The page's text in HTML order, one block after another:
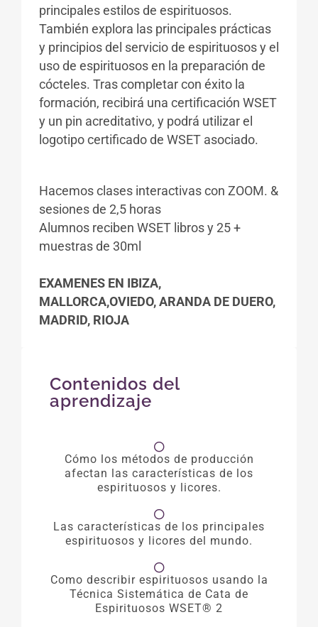
principales estilos de espirituosos.
También explora las principales prácticas
y principios del servicio de espirituosos y el
uso de espirituosos en la preparación de
cócteles. Tras completar con éxito la
formación, recibirá una certificación WSET
y un pin acreditativo, y podrá utilizar el
logotipo certificado de WSET asociado.
Hacemos clases interactivas con ZOOM. &
sesiones de 2,5 horas
Alumnos reciben WSET libros y 25 +
muestras de 30ml
EXAMENES EN IBIZA,
MALLORCA,OVIEDO, ARANDA DE DUERO,
MADRID, RIOJA
Contenidos del
aprendizaje
Cómo los métodos de producción
afectan las características de los
espirituosos y licores.
Las características de los principales
espirituosos y licores del mundo.
Como describir espirituosos usando la
Técnica Sistemática de Cata de
Espirituosos WSET® 2